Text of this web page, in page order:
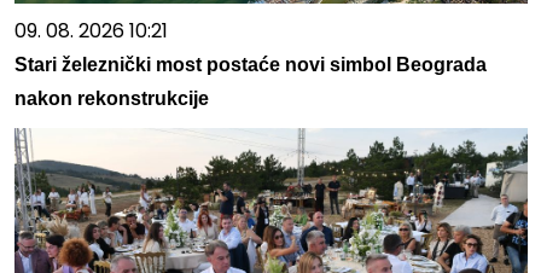
09. 08. 2026 10:21
Stari železnički most postaće novi simbol Beograda
nakon rekonstrukcije